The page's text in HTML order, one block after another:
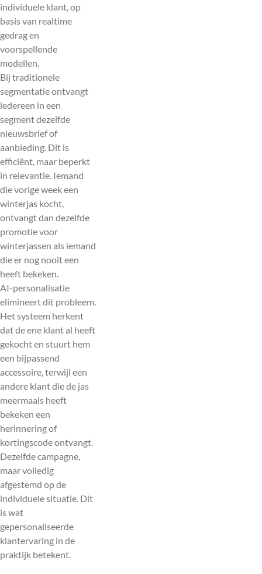
individuele klant, op
basis van realtime
gedrag en
voorspellende
modellen.
Bij traditionele
segmentatie ontvangt
iedereen in een
segment dezelfde
nieuwsbrief of
aanbieding. Dit is
efficiënt, maar beperkt
in relevantie. Iemand
die vorige week een
winterjas kocht,
ontvangt dan dezelfde
promotie voor
winterjassen als iemand
die er nog nooit een
heeft bekeken.
AI-personalisatie
elimineert dit probleem.
Het systeem herkent
dat de ene klant al heeft
gekocht en stuurt hem
een bijpassend
accessoire, terwijl een
andere klant die de jas
meermaals heeft
bekeken een
herinnering of
kortingscode ontvangt.
Dezelfde campagne,
maar volledig
afgestemd op de
individuele situatie. Dit
is wat
gepersonaliseerde
klantervaring in de
praktijk betekent.